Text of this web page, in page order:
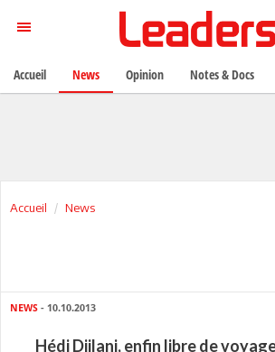
Accueil News
NEWS - 10.10.2013
Hédi Djilani, enfin libre de
Accueil News Opinion Notes & Docs